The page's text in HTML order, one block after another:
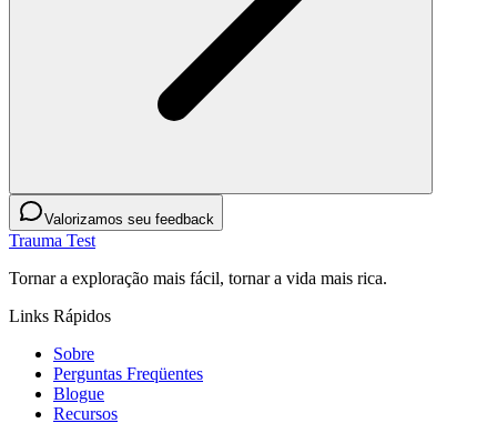
Valorizamos seu feedback
Trauma Test
Tornar a exploração mais fácil, tornar a vida mais rica.
Links Rápidos
Sobre
Perguntas Freqüentes
Blogue
Recursos